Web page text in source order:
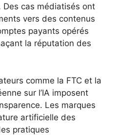
Des cas médiatisés ont
vers des contenus
payants opérés
la réputation des
comme la FTC et la
sur l’IA imposent
Les marques
artificielle des
pratiques